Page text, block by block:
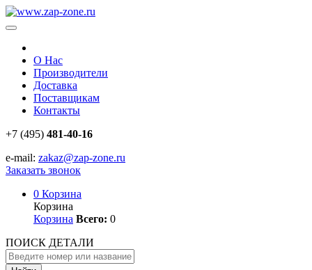
О Нас
Производители
Доставка
Поставщикам
Контакты
+7 (495) 481-40-16
e-mail: zakaz@zap-zone.ru
Заказать звонок
0 Корзина
Корзина
Корзина Всего: 0
ПОИСК ДЕТАЛИ